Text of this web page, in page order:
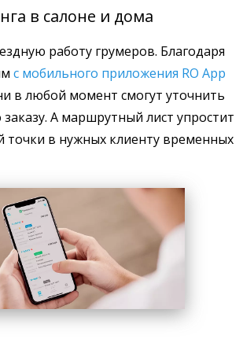
в салоне и дома
работу грумеров. Благодаря
с мобильного приложения RO App
в любой момент смогут уточнить
А маршрутный лист упростит
точки в нужных клиенту временных